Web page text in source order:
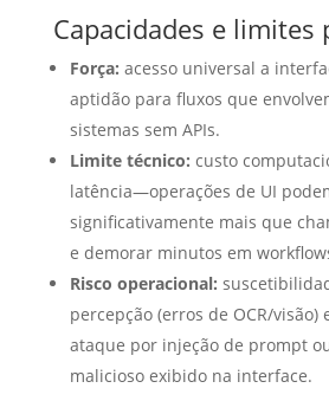
Capacidades e limites
Força: acesso universal a
aptidão para fluxos que
sistemas sem APIs.
Limite técnico: custo
latência—operações de UI
significativamente mais que
e demorar minutos em
Risco operacional:
percepção (erros de OCR/visão)
ataque por injeção de prompt
malicioso exibido na interface.